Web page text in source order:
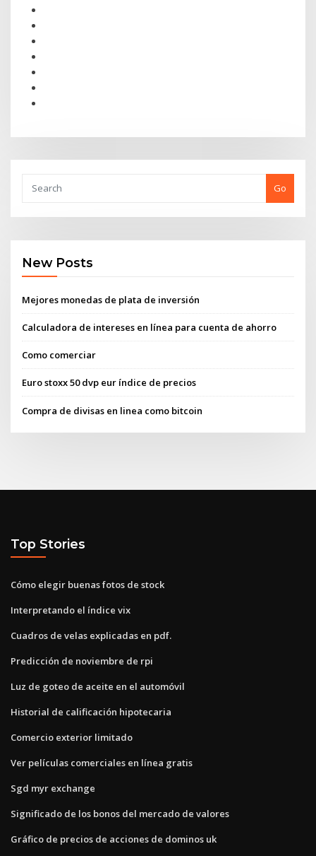
Go
New Posts
Mejores monedas de plata de inversión
Calculadora de intereses en línea para cuenta de ahorro
Como comerciar
Euro stoxx 50 dvp eur índice de precios
Compra de divisas en linea como bitcoin
Top Stories
Cómo elegir buenas fotos de stock
Interpretando el índice vix
Cuadros de velas explicadas en pdf.
Predicción de noviembre de rpi
Luz de goteo de aceite en el automóvil
Historial de calificación hipotecaria
Comercio exterior limitado
Ver películas comerciales en línea gratis
Sgd myr exchange
Significado de los bonos del mercado de valores
Gráfico de precios de acciones de dominos uk